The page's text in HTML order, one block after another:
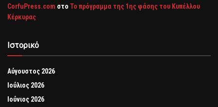
CorfuPress.com στο Το πρόγραμμα της 1ης φάσης του Κυπέλλου
Κέρκυρας
Ιστορικό
Αύγουστος 2026
Ιούλιος 2026
Ιούνιος 2026